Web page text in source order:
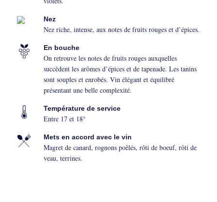
Nez
Nez riche, intense, aux notes de fruits rouges et d’épices.
En bouche
On retrouve les notes de fruits rouges auxquelles
succèdent les arômes d’épices et de tapenade. Les tanins
sont souples et enrobés. Vin élégant et équilibré
présentant une belle complexité.
Température de service
Entre 17 et 18°
Mets en accord avec le vin
Magret de canard, rognons poêlés, rôti de boeuf, rôti de
veau, terrines.